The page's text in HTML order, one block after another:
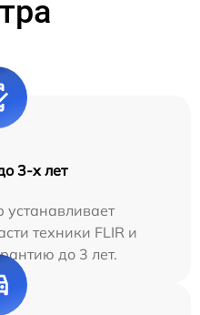
3-х лет
техники FLIR и
до 3 лет.